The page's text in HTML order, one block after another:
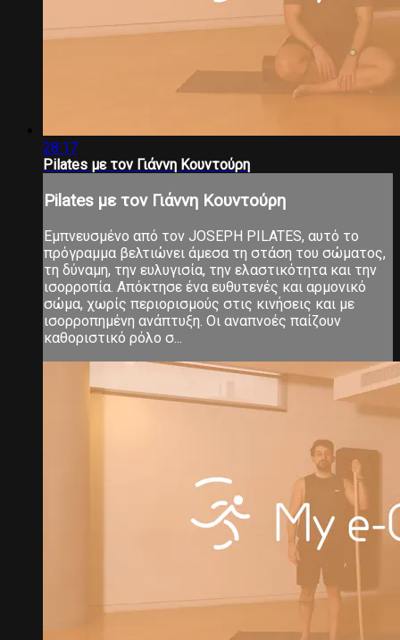
28:17
Pilates με τον Γιάννη Κουντούρη
Pilates με τον Γιάννη Κουντούρη
Εμπνευσμένο από τον JOSEPH PILATES, αυτό το
πρόγραμμα βελτιώνει άμεσα τη στάση του σώματος,
τη δύναμη, την ευλυγισία, την ελαστικότητα και την
ισορροπία. Απόκτησε ένα ευθυτενές και αρμονικό
σώμα, χωρίς περιορισμούς στις κινήσεις και με
ισορροπημένη ανάπτυξη. Οι αναπνοές παίζουν
καθοριστικό ρόλο σ...